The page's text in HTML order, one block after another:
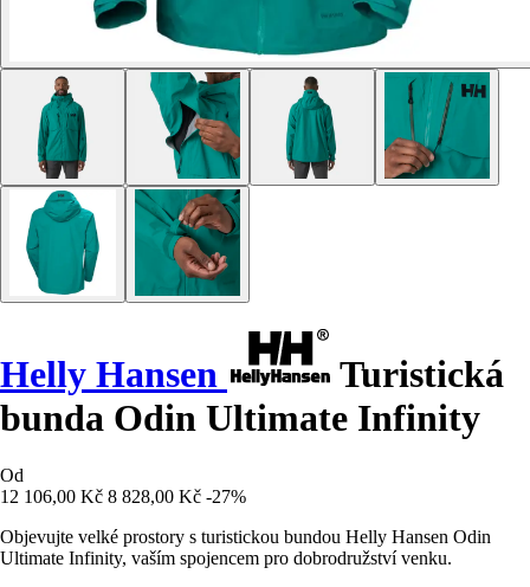
Helly Hansen
Turistická
bunda Odin Ultimate Infinity
Od
12 106,00 Kč 8 828,00 Kč -27%
Objevujte velké prostory s turistickou bundou Helly Hansen Odin
Ultimate Infinity, vaším spojencem pro dobrodružství venku.